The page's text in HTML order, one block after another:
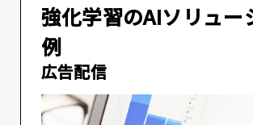
強化学習のAIソリュー
例
広告配信